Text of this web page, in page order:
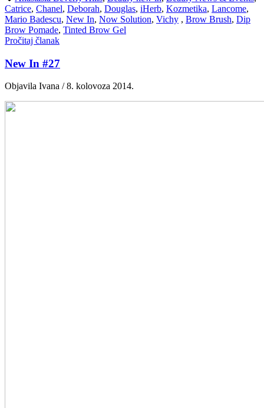
Catrice, Chanel, Deborah, Douglas, iHerb, Kozmetika, Lancome,
Mario Badescu, New In, Now Solution, Vichy , Brow Brush, Dip
Brow Pomade, Tinted Brow Gel
Pročitaj članak
New In #27
Objavila Ivana / 8. kolovoza 2014.